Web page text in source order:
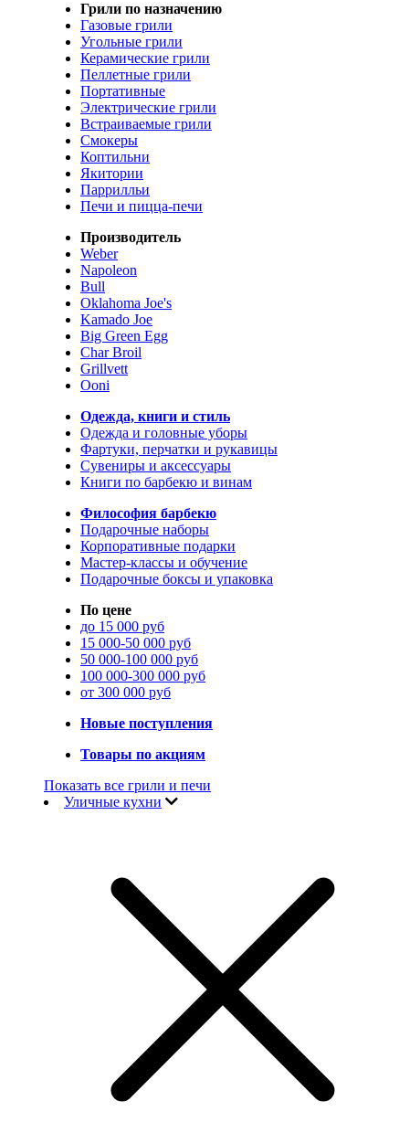
Грили по назначению
Газовые грили
Угольные грили
Керамические грили
Пеллетные грили
Портативные
Электрические грили
Встраиваемые грили
Смокеры
Коптильни
Якитории
Паррилльи
Печи и пицца-печи
Производитель
Weber
Napoleon
Bull
Oklahoma Joe's
Kamado Joe
Big Green Egg
Char Broil
Grillvett
Ooni
Одежда, книги и стиль
Одежда и головные уборы
Фартуки, перчатки и рукавицы
Сувениры и аксессуары
Книги по барбекю и винам
Философия барбекю
Подарочные наборы
Корпоративные подарки
Мастер-классы и обучение
Подарочные боксы и упаковка
По цене
до 15 000 руб
15 000-50 000 руб
50 000-100 000 руб
100 000-300 000 руб
от 300 000 руб
Новые поступления
Товары по акциям
Показать все грили и печи
Уличные кухни